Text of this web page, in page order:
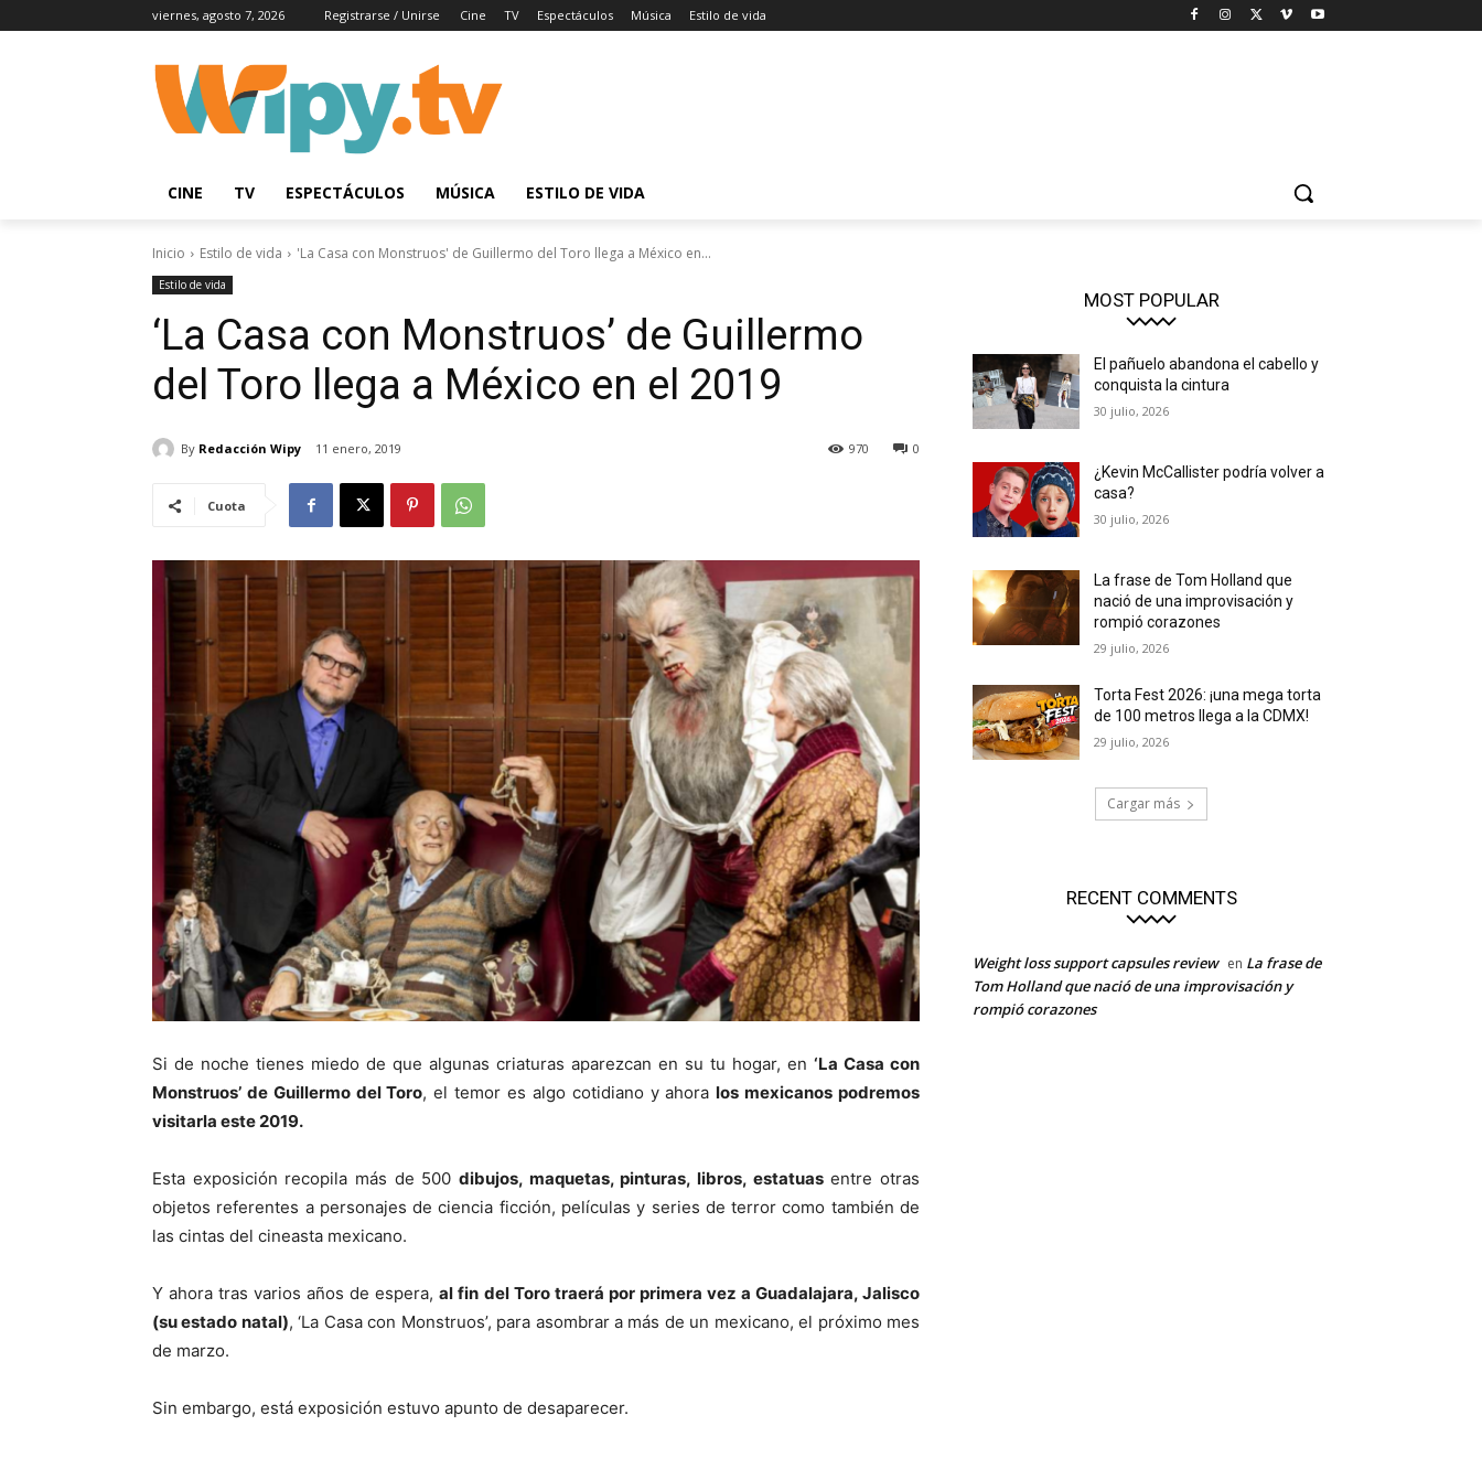
viernes, agosto 7, 2026 Registrarse / Unirse Cine TV Espectáculos Música Estilo de vida
CINE TV ESPECTÁCULOS MÚSICA ESTILO DE VIDA
Inicio Estilo de vida 'La Casa con Monstruos' de Guillermo del Toro llega a México en...
Estilo de vida
‘La Casa con Monstruos’ de Guillermo
del Toro llega a México en el 2019
By Redacción Wipy 11 enero, 2019 0
970
Cuota
Si de noche tienes miedo de que algunas criaturas aparezcan en su tu hogar, en ‘La Casa con
Monstruos’ de Guillermo del Toro, el temor es algo cotidiano y ahoralos mexicanos podremos
visitarla este 2019.
Esta exposición recopila más de 500 dibujos, maquetas, pinturas, libros, estatuasentre otras
objetos referentes a personajes de ciencia ficción, películas y series de terror como también de
las cintas del cineasta mexicano.
Y ahora tras varios años de espera,al fin del Toro traerá por primera vez a Guadalajara, Jalisco
(su estado natal), ‘La Casa con Monstruos’, para asombrar a más de un mexicano, el próximo mes
de marzo.
Sin embargo, está exposición estuvo apunto de desaparecer.
MOST POPULAR
El pañuelo abandona el cabello y
conquista la cintura
30 julio, 2026
¿Kevin McCallister podría volver a
casa?
30 julio, 2026
La frase de Tom Holland que
nació de una improvisación y
rompió corazones
29 julio, 2026
Torta Fest 2026: ¡una mega torta
de 100 metros llega a la CDMX!
29 julio, 2026
Cargar más
RECENT COMMENTS
Weight loss support capsules review en La frase de
Tom Holland que nació de una improvisación y
rompió corazones